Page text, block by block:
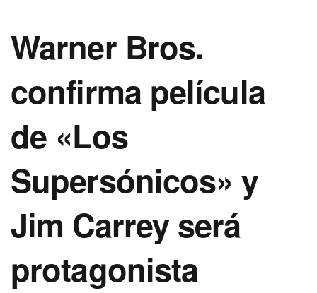
Warner Bros.
confirma película
de «Los
Supersónicos» y
Jim Carrey será
protagonista